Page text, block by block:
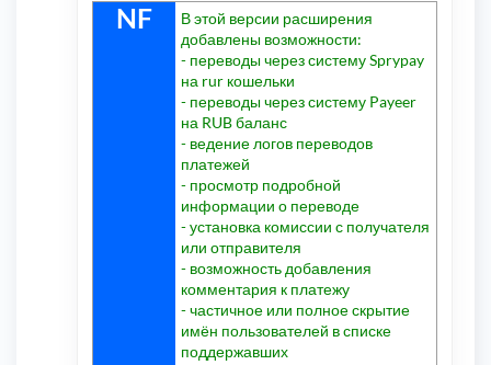
NF
В этой версии расширения
добавлены возможности:
- переводы через систему Sprypay
на rur кошельки
- переводы через систему Payeer
на RUB баланс
- ведение логов переводов
платежей
- просмотр подробной
информации о переводе
- установка комиссии с получателя
или отправителя
- возможность добавления
комментария к платежу
- частичное или полное скрытие
имён пользователей в списке
поддержавших